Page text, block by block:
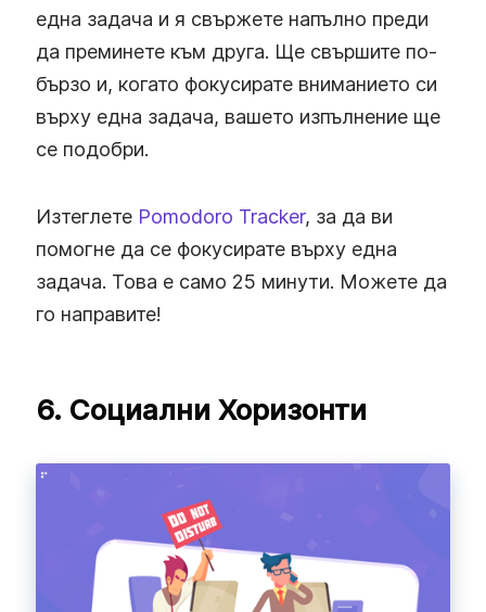
една задача и я свържете напълно преди
да преминете към друга. Ще свършите по-
бързо и, когато фокусирате вниманието си
върху една задача, вашето изпълнение ще
се подобри.
Изтеглете Pomodoro Tracker, за да ви
помогне да се фокусирате върху една
задача. Това е само 25 минути. Можете да
го направите!
6. Социални Хоризонти